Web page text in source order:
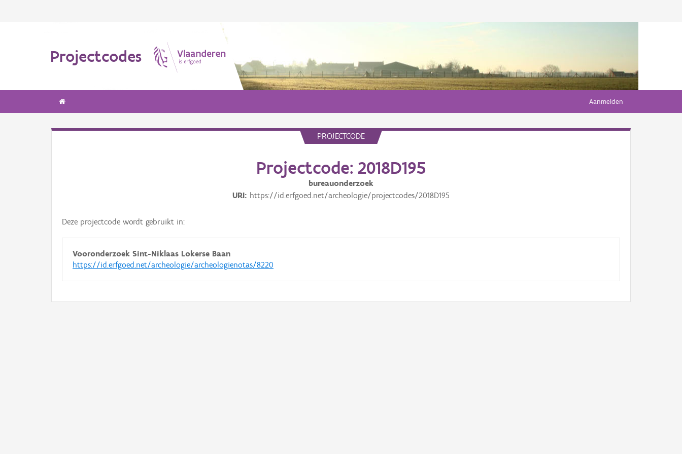
Projectcodes
Aanmelden
PROJECTCODE
Projectcode: 2018D195
bureauonderzoek
URI https://id.erfgoed.net/archeologie/projectcodes/2018D195
Deze projectcode wordt gebruikt in:
Vooronderzoek Sint-Niklaas Lokerse Baan
https://id.erfgoed.net/archeologie/archeologienotas/8220